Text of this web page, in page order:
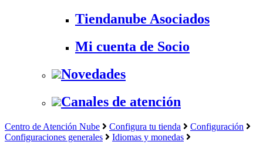
Tiendanube Asociados
Mi cuenta de Socio
Novedades
Canales de atención
Centro de Atención Nube Configura tu tienda
Configuración
Configuraciones generales
Idiomas y monedas